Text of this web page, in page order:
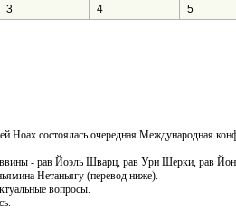
3 4 5
состоялась очередная Международная
- рав Йоэль Шварц, рав Ури Шерки, рав
Нетаньягу (перевод ниже).
вопросы.